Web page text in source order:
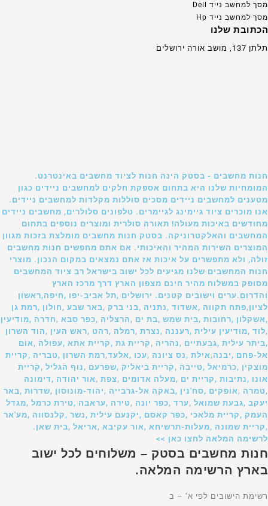
מסך למחשב נייד Dell
מסך למחשב נייד Hp
הכתובת שלנו
תלתן 137, מושב אורה ירושלים
חנות מחשבים - בסטק הינה חנות לציוד מחשבים באינטרנט.
המומחיות שלנו היא בתחום אספקת חלקים למחשבים ניידים כגון
מטענים למחשבים ניידים מסכים סוללות מקלדות למחשבים ניידים.
אנו מוכרים ציוד גיימינג לגיימרים. טלפונים סלולרים, מחשבים ניידים
מחודשים באיכות מעולה! תאורה סולרית ומוצרים נוספים בתחום
המחשבים והאלקטרוניקה. בסטק חנות מחשבים מומלצת בזכות מגוון
המוצרים השירות המהיר והאיכותי. אם אתם מחפשים חנות מחשבים
זולה, ולא מתפשרים על איכות אז אתם נמצאים במקום הנכון. מוצרי
חנות המחשבים שלנו מגיעים לכל ישוב בישראל רב ציוד המחשבים
מסופק במשלוח מהיר חינם מצפון הארץ דרך מרכז הארץ
והדרום.ערים וישובים קטנים. ירושלים ,תל אביב-יפו ,חיפה,ראשון
לציון,פתח תקווה ,אשדוד ,נתניה ,בני ברק ,באר שבע ,חולון ,רמת גן
,אשקלון ,רחובות ,בית שמש ,בת ים ,הרצליה ,כפר סבא ,חדרה ,מודיעין
,לוד ,מודיעין עילית ,רעננה ,נצרת ,רמלה ,רהט ,ראש העין ,הוד השרון
,ביתר עילית ,גבעתיים ,נהריה ,קריית גת ,קריית אתא ,עפולה ,אום
אל-פחם ,יבנה,אילת ,נס ציונה ,עכו ,אלעד,רמת השרון ,טבריה ,קריית
מוצקין ,כרמיאל ,טייבה ,קריית ביאליק ,שפרעם ,נוף הגליל ,קריית
אונו ,נתיבות ,קריית ים ,מעלה אדומים ,צפת ,אור יהודה ,דימונה
,טמרה ,אופקים ,סח'נין ,באקה אל-גרבייה ,יהוד-מונוסון ,שדרות ,באר
יעקב ,גבעת שמואל ,ערד ,כפר יונה ,טירה ,עראבה ,טירת כרמל ,מגדל
העמק ,קריית מלאכי ,כפר קאסם ,יקנעם עילית ,נשר ,קלנסווה ,מע'אר
,קריית שמונה ,מעלות-תרשיחא ,אור עקיבא ,אריאל ,בית שאן.
לרשימה המלאה לחצו כאן >>
חנות מחשבים בסטק – משלוחים לכל ישוב
בארץ הרשימה המלאה.
רשימת הישובים לפי א’ – ב